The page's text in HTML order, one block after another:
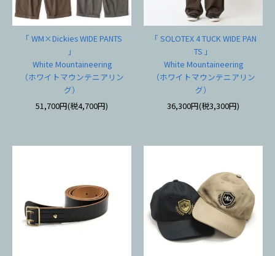
「 WM×Dickies WIDE PANTS
」
White Mountaineering
（ホワイトマウンテニアリン
グ）
51,700円(税4,700円)
「 SOLOTEX 4 TUCK WIDE PAN
TS 」
White Mountaineering
（ホワイトマウンテニアリン
グ）
36,300円(税3,300円)